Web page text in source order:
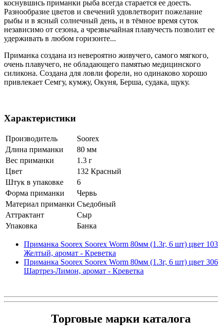
коснувшись приманки рыба всегда старается ее доесть.
Разнообразие цветов и свечений удовлетворит пожелание
рыбы и в ясный солнечный день, и в тёмное время суток
независимо от сезона, а чрезвычайная плавучесть позволит ее
удерживать в любом горизонте...
Приманка создана из невероятно живучего, самого мягкого,
очень плавучего, не обладающего памятью медицинского
силикона. Создана для ловли форели, но одинаково хорошо
привлекает Семгу, кумжу, Окуня, Берша, судака, щуку.
Характеристики
Производитель
Soorex
Длина приманки
80 мм
Вес приманки
1.3 г
Цвет
132 Красный
Штук в упаковке
6
Форма приманки
Червь
Материал приманки Съедобный
Аттрактант
Сыр
Упаковка
Банка
Приманка Soorex Soorex Worm 80мм (1.3г, 6 шт) цвет 103
Желтый, аромат - Креветка
Приманка Soorex Soorex Worm 80мм (1.3г, 6 шт) цвет 306
Шартрез-Лимон, аромат - Креветка
Торговые марки каталога